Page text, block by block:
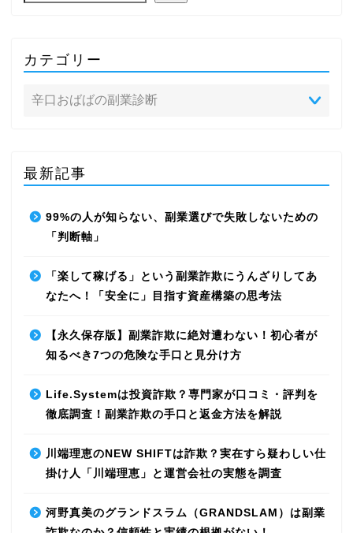
カテゴリー
最新記事
99%の人が知らない、副業選びで失敗しないための
「判断軸」
「楽して稼げる」という副業詐欺にうんざりしてあ
なたへ！「安全に」目指す資産構築の思考法
【永久保存版】副業詐欺に絶対遭わない！初心者が
知るべき7つの危険な手口と見分け方
Life.Systemは投資詐欺？専門家が口コミ・評判を
徹底調査！副業詐欺の手口と返金方法を解説
川端理恵のNEW SHIFTは詐欺？実在すら疑わしい仕
掛け人「川端理恵」と運営会社の実態を調査
河野真美のグランドスラム（GRANDSLAM）は副業